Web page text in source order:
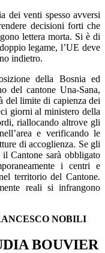
dei venti spesso avversi
decisioni forti che
lettera morta. Si è di
legame, l’UE deve
indietro.
della Bosnia ed
del cantone Una-Sana,
del limite di capienza dei
giorni al ministero della
riallocando altrove gli
e verificando le
di accoglienza. Se gli
Cantone sarà obbligato
i centri e
territorio del Cantone.
reali si infrangono
NOBILI
BOUVIER